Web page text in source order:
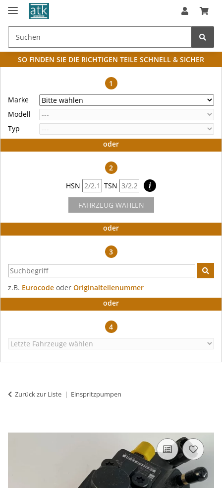
SO FINDEN SIE DIE RICHTIGEN TEILE SCHNELL & SICHER
1
Marke
Modell
Typ
oder
2
HSN
TSN i
FAHRZEUG WÄHLEN
oder
3
z.B. Eurocode oder Originalteilenummer
oder
4
Zurück zur Liste Einspritzpumpen